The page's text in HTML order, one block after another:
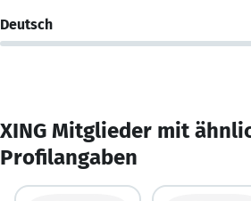
Deutsch
XING Mitglieder mit
Profilangaben